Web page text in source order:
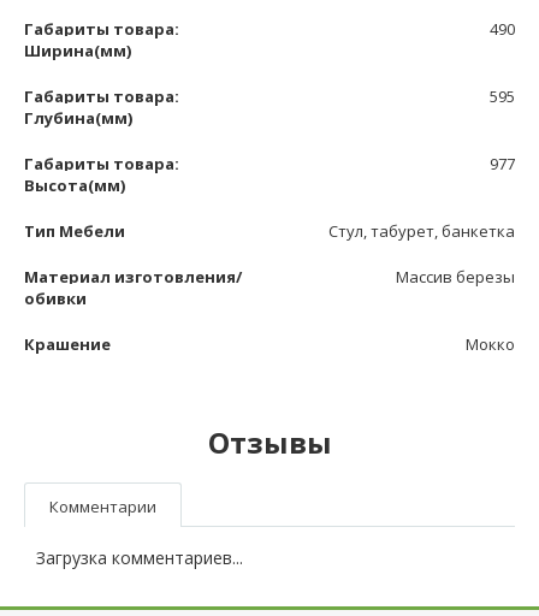
Габариты товара:
Ширина(мм)
490
Габариты товара:
Глубина(мм)
595
Габариты товара:
Высота(мм)
977
Тип Мебели Стул, табурет, банкетка
Материал изготовления/
обивки
Массив березы
Крашение Мокко
Отзывы
Комментарии
Загрузка комментариев...